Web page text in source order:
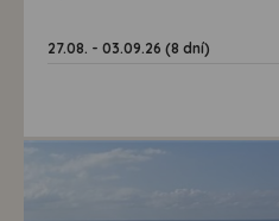
27.08. - 03.09.26 (8 dní)